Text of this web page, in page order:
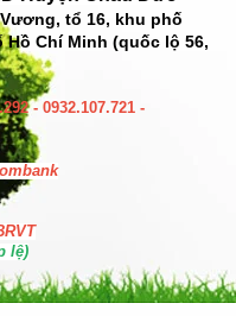
tổ 16, khu phố
Hồ Chí Minh (quốc lộ 56,
- 0932.107.721 -
lệ)